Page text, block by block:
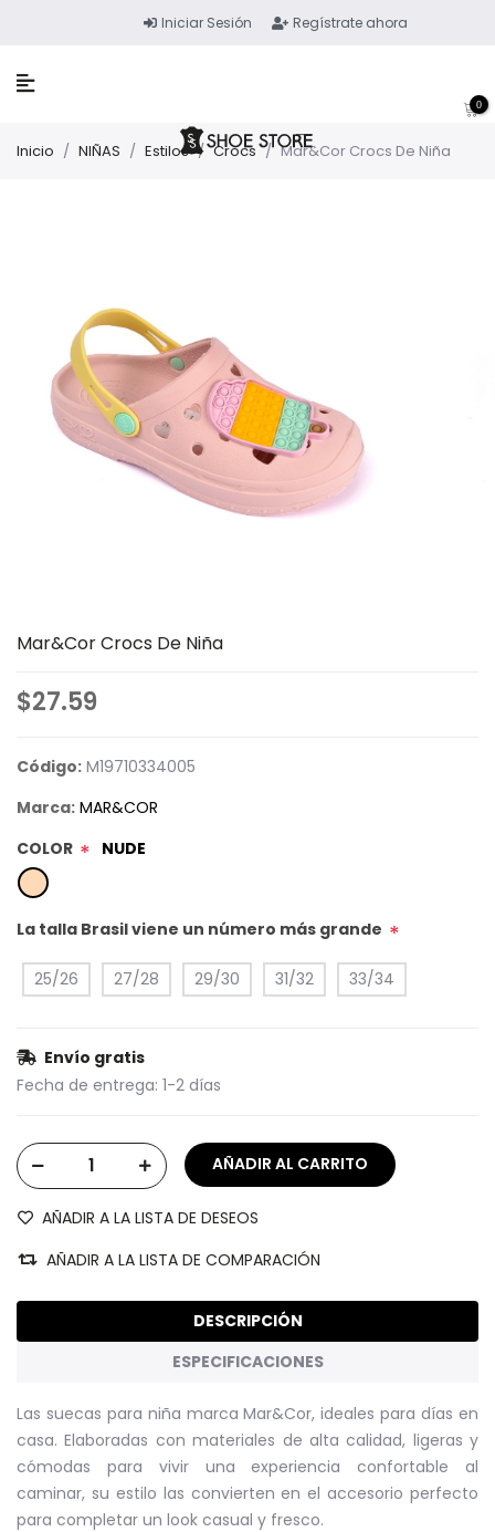
Iniciar Sesión Regístrate ahora
0
Inicio / NIÑAS / Estilos / Crocs / Mar&Cor Crocs De Niña
Mar&Cor Crocs De Niña
$27.59
Código: M19710334005
Marca: MAR&COR
COLOR * NUDE
La talla Brasil viene un número más grande *
25/26 27/28 29/30 31/32 33/34
Envío gratis
Fecha de entrega: 1-2 días
AÑADIR A LA LISTA DE DESEOS
AÑADIR A LA LISTA DE COMPARACIÓN
DESCRIPCIÓN
ESPECIFICACIONES
Las suecas para niña marca Mar&Cor, ideales para días en
casa. Elaboradas con materiales de alta calidad, ligeras y
cómodas para vivir una experiencia confortable al
caminar, su estilo las convierten en el accesorio perfecto
para completar un look casual y fresco.